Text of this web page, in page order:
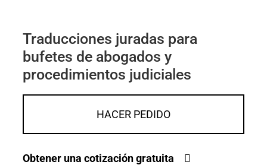
Traducciones juradas para
bufetes de abogados y
procedimientos judiciales
HACER PEDIDO
Obtener una cotización gratuita